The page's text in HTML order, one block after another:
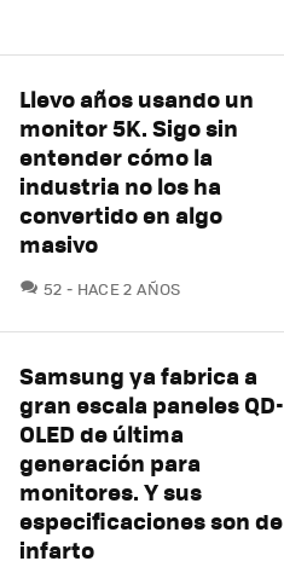
Llevo años usando un
monitor 5K. Sigo sin
entender cómo la
industria no los ha
convertido en algo
masivo
52 COMENTARIOS
HACE 2 AÑOS
Samsung ya fabrica a
gran escala paneles QD-
OLED de última
generación para
monitores. Y sus
especificaciones son de
infarto